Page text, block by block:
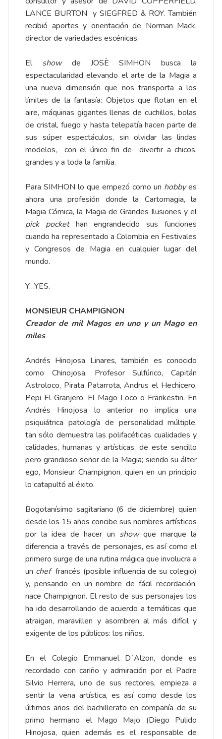
LANCE BURTON y SIEGFRED & ROY. También
recibió aportes y orientación de Norman Mack,
director de variedades escénicas.
El show de JOSÈ SIMHON busca la
espectacularidad elevando el arte de la Magia a
una nueva dimensión que nos transporta a los
límites de la fantasía: Objetos que flotan en el
aire, máquinas gigantes llenas de cuchillos, bolas
de cristal, fuego y hasta telepatía hacen parte de
sus súper espectáculos, sin olvidar las lindas
modelos, con el único fin de divertir a chicos,
grandes y a toda la familia.
Para SIMHON lo que empezó como un hobbyes
ahora una profesión donde la Cartomagia, la
Magia Cómica, la Magia de Grandes Ilusiones y el
pick pockethan engrandecido sus funciones
cuando ha representado a Colombia en Festivales
y Congresos de Magia en cualquier lugar del
mundo.
Y…YES.
MONSIEUR CHAMPIGNON
Creador de mil Magos en uno y un Mago en
miles
Andrés Hinojosa Linares, también es conocido
como Chinojosa, Profesor Sulfúrico, Capitán
Astroloco, Pirata Patarrota, Andrus el Hechicero,
Pepi El Granjero, El Mago Loco o Frankestin. En
Andrés Hinojosa lo anterior no implica una
psiquiátrica patología de personalidad múltiple,
tan sólo demuestra las polifacéticas cualidades y
calidades, humanas y artísticas, de este sencillo
pero grandioso señor de la Magia; siendo su álter
ego, Monsieur Champignon, quien en un principio
lo catapultó al éxito.
Bogotanísimo sagitariano (6 de diciembre) quien
desde los 15 años concibe sus nombres artísticos
por la idea de hacer un show que marque la
diferencia a través de personajes, es así como el
primero surge de una rutina mágica que involucra a
un cheffrancés (posible influencia de su colegio)
y, pensando en un nombre de fácil recordación,
nace Champignon. El resto de sus personajes los
ha ido desarrollando de acuerdo a temáticas que
atraigan, maravillen y asombren al más difícil y
exigente de los públicos: los niños.
En el Colegio Emmanuel D`Alzon, donde es
recordado con cariño y admiración por el Padre
Silvio Herrera, uno de sus rectores, empieza a
sentir la vena artística, es así como desde los
últimos años del bachillerato en compañía de su
primo hermano el Mago Majo (Diego Pulido
Hinojosa, quien además es el responsable de